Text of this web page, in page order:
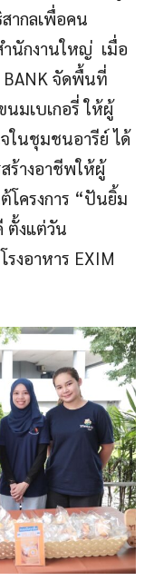
ากลเพื่อคน
ำนักงานใหญ่ เมื่อ
BANK จัดพื้นที่
มเบเกอรี่ ให้ผู้
ในชุมชนอารีย์ ได้
ร้างอาชีพให้ผู้
โครงการ “ปันยิ้ม
ตั้งแต่วัน
งอาหาร EXIM